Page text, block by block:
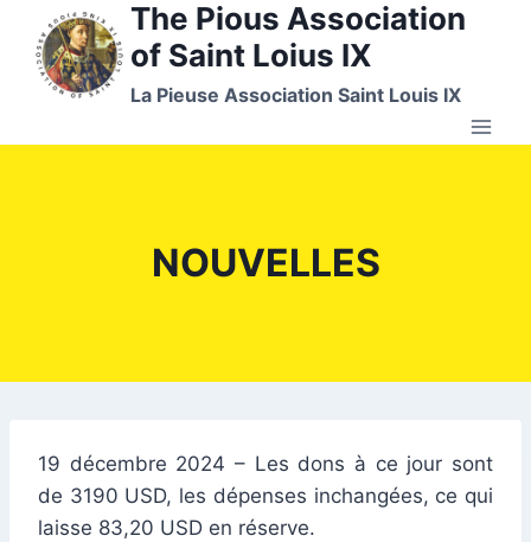
content
The Pious Association
of Saint Loius IX
La Pieuse Association Saint Louis IX
NOUVELLES
19 décembre 2024 – Les dons à ce jour sont
de 3190 USD, les dépenses inchangées, ce qui
laisse 83,20 USD en réserve.